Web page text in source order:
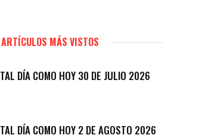
ARTÍCULOS MÁS VISTOS
TAL DÍA COMO HOY 30 DE JULIO 2026
TAL DÍA COMO HOY 2 DE AGOSTO 2026